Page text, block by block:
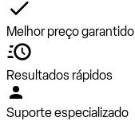
Melhor preço garantido
Resultados rápidos
Suporte especializado